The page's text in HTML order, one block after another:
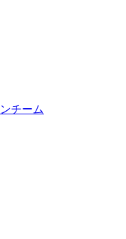
チーム